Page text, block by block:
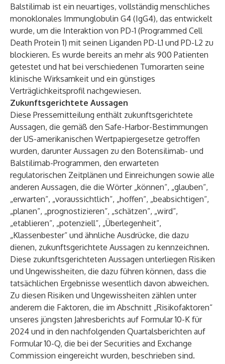
Balstilimab ist ein neuartiges, vollständig menschliches
monoklonales Immunglobulin G4 (IgG4), das entwickelt
wurde, um die Interaktion von PD-1 (Programmed Cell
Death Protein 1) mit seinen Liganden PD-L1 und PD-L2 zu
blockieren. Es wurde bereits an mehr als 900 Patienten
getestet und hat bei verschiedenen Tumorarten seine
klinische Wirksamkeit und ein günstiges
Verträglichkeitsprofil nachgewiesen.
Zukunftsgerichtete Aussagen
Diese Pressemitteilung enthält zukunftsgerichtete
Aussagen, die gemäß den Safe-Harbor-Bestimmungen
der US-amerikanischen Wertpapiergesetze getroffen
wurden, darunter Aussagen zu den Botensilimab- und
Balstilimab-Programmen, den erwarteten
regulatorischen Zeitplänen und Einreichungen sowie alle
anderen Aussagen, die die Wörter „können“, „glauben“,
„erwarten“, „voraussichtlich“, „hoffen“, „beabsichtigen“,
„planen“, „prognostizieren“, „schätzen“, „wird“,
„etablieren“, „potenziell“, „Überlegenheit“,
„Klassenbester“ und ähnliche Ausdrücke, die dazu
dienen, zukunftsgerichtete Aussagen zu kennzeichnen.
Diese zukunftsgerichteten Aussagen unterliegen Risiken
und Ungewissheiten, die dazu führen können, dass die
tatsächlichen Ergebnisse wesentlich davon abweichen.
Zu diesen Risiken und Ungewissheiten zählen unter
anderem die Faktoren, die im Abschnitt „Risikofaktoren“
unseres jüngsten Jahresberichts auf Formular 10-K für
2024 und in den nachfolgenden Quartalsberichten auf
Formular 10-Q, die bei der Securities and Exchange
Commission eingereicht wurden, beschrieben sind.